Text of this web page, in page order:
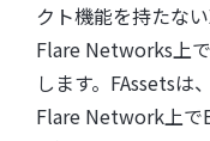
クト機能を持たな
Flare Networks上
します。FAssetsは
Flare Network上で